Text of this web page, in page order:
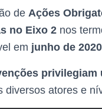
de Ações
no Eixo 2 nos
em junho de 2020
privilegiam
diversos atores e